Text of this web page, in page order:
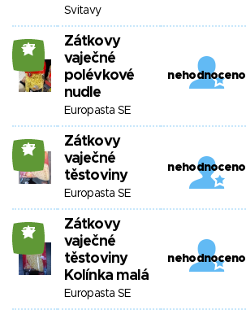
Svitavy
27
Zátkovy
vaječné
polévkové
nudle
Europasta SE
nehodnoceno
27
Zátkovy
vaječné
těstoviny
Europasta SE
nehodnoceno
27
Zátkovy
vaječné
těstoviny
Kolínka malá
Europasta SE
nehodnoceno